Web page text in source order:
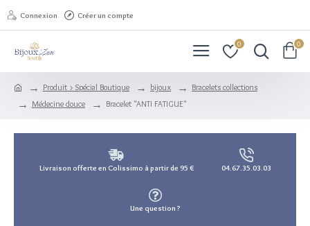
Connexion Créer un compte
0 0
Produit > Spécial Boutique bijoux
Bracelets collections
Médecine douce
Bracelet "ANTI FATIGUE"
Livraison offerte en Colissimo à partir de 95 € 04.67.35.03.03
Une question ?